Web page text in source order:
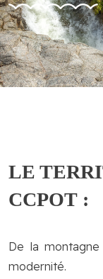
LE
CCPOT :
De la
modernité.